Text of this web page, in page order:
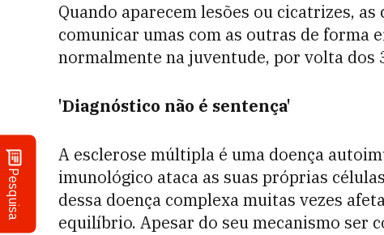
Pesquisa
Quando aparecem lesões ou cicatrizes,
comunicar umas com as outras de forma
normalmente na juventude, por volta dos
'Diagnóstico não é sentença'
A esclerose múltipla é uma doença
imunológico ataca as suas próprias
dessa doença complexa muitas vezes
equilíbrio. Apesar do seu mecanismo ser